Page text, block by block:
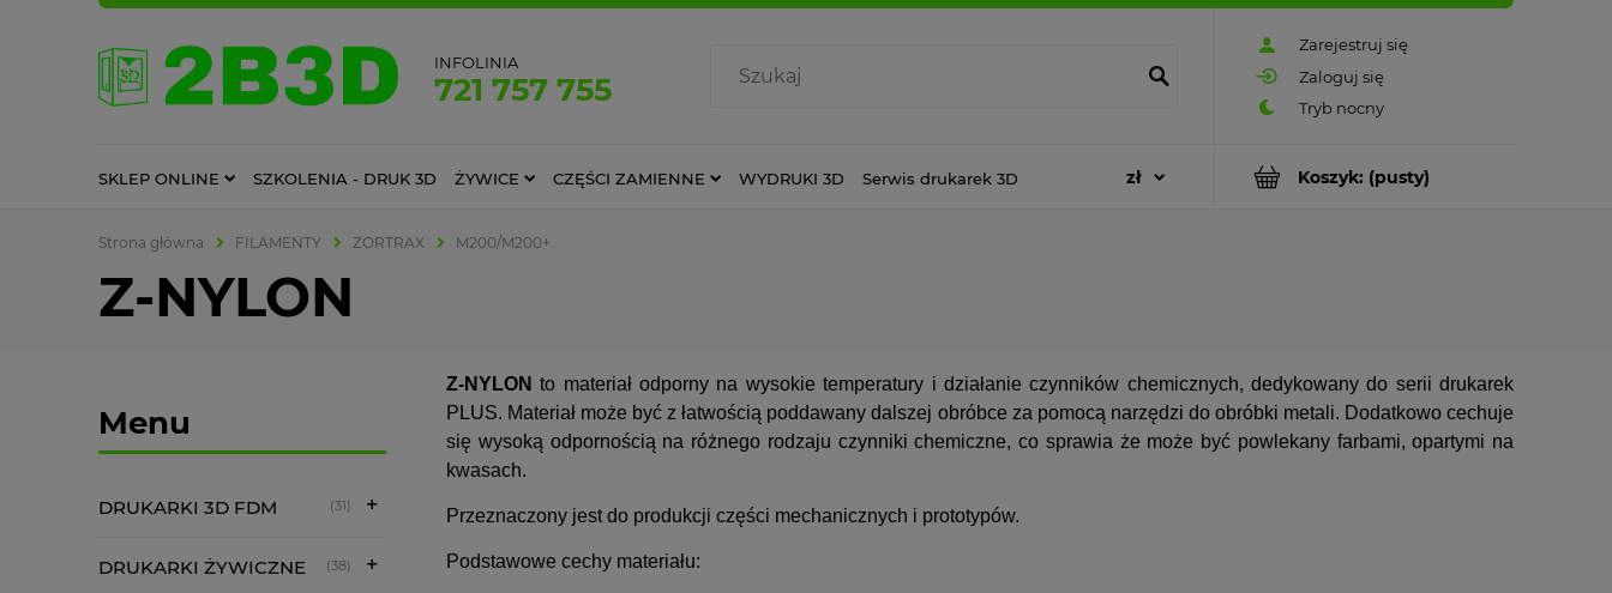
Zarejestruj się
Zaloguj się
INFOLINIA
721 757 755
Koszyk: (pusty)
SKLEP ONLINE SZKOLENIA - DRUK 3D ŻYWICE CZĘŚCI ZAMIENNE WYDRUKI 3D Serwis drukarek 3D
Strona główna FILAMENTY ZORTRAX M200/M200+
Z-NYLON
Menu
DRUKARKI 3D FDM (31)
DRUKARKI ŻYWICZNE (38)
Z-NYLON to materiał odporny na wysokie temperatury i działanie czynników chemicznych, dedykowany do serii drukarek
PLUS. Materiał może być z łatwością poddawany dalszej obróbce za pomocą narzędzi do obróbki metali. Dodatkowo cechuje
się wysoką odpornością na różnego rodzaju czynniki chemiczne, co sprawia że może być powlekany farbami, opartymi na
kwasach.
Przeznaczony jest do produkcji części mechanicznych i prototypów.
Podstawowe cechy materiału: